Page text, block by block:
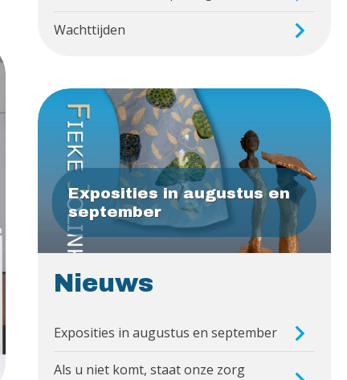
Wachttijden
Exposities in augustus en
september
Nieuws
Exposities in augustus en september
Als u niet komt, staat onze zorg